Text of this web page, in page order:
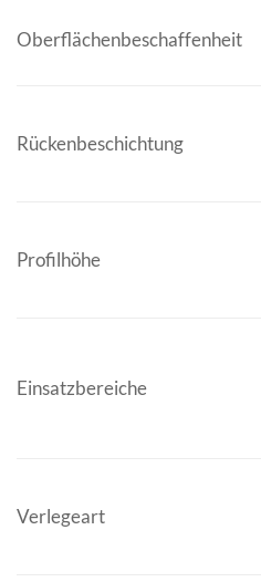
Oberflächenbeschaffenheit
Rückenbeschichtung
Profilhöhe
Einsatzbereiche
Verlegeart